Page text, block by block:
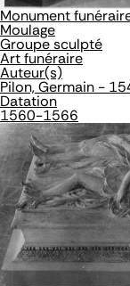
Monument
Moulage
Groupe sculpté
Art funéraire
Auteur(s)
Pilon, Germain -
Datation
1560-1566